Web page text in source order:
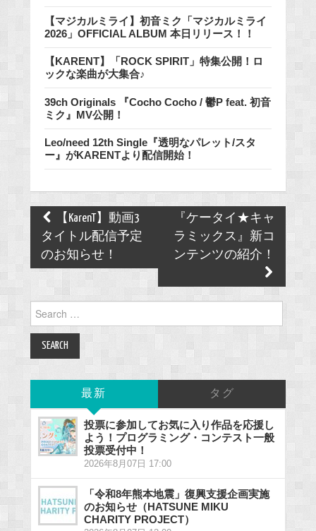
【マジカルミライ】初音ミク「マジカルミライ
2026」OFFICIAL ALBUM 本日リリース！！
【KARENT】「ROCK SPIRIT」特集公開！ロ
ックな楽曲が大集合♪
39ch Originals 『Cocho Cocho / 鬱P feat. 初音
ミク』MV公開！
Leo/need 12th Single『透明なパレット/スタ
ー』がKARENTより配信開始！
Post
navigation
【KarenT】動画3
タイトル配信予定
のお知らせ！
『ケータイ★キャ
ラミックス』新コ
ンテンツの紹介！
for:
最新 タグ
投票に参加してお気に入り作品を応援し
よう！プログラミング・コンテスト一般
投票受付中！
2026年8月07日 17:00
「令和8年熊本地震」復興支援企画実施
のお知らせ（HATSUNE MIKU
CHARITY PROJECT）